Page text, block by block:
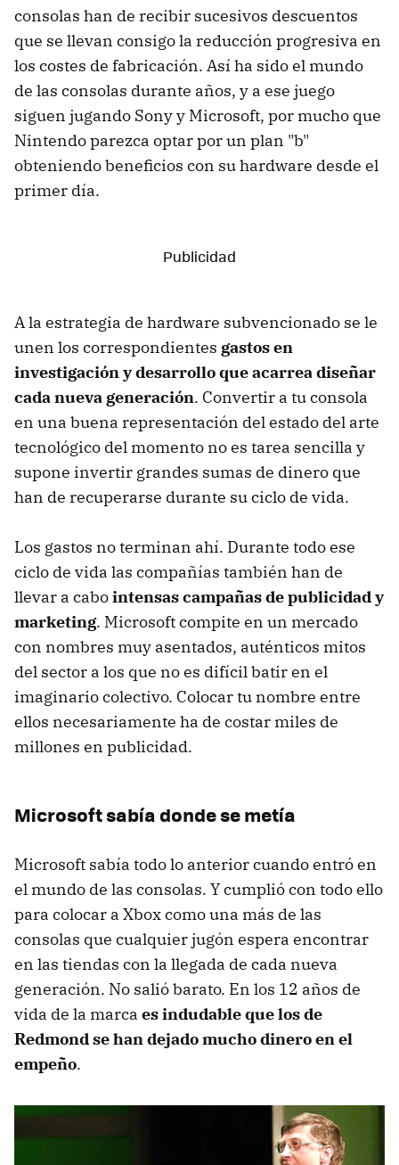
consolas han de recibir sucesivos descuentos
que se llevan consigo la reducción progresiva en
los costes de fabricación. Así ha sido el mundo
de las consolas durante años, y a ese juego
siguen jugando Sony y Microsoft, por mucho que
Nintendo parezca optar por un plan "b"
obteniendo beneficios con su hardware desde el
primer día.
A la estrategia de hardware subvencionado se le
unen los correspondientes gastos en
investigación y desarrollo que acarrea diseñar
cada nueva generación. Convertir a tu consola
en una buena representación del estado del arte
tecnológico del momento no es tarea sencilla y
supone invertir grandes sumas de dinero que
han de recuperarse durante su ciclo de vida.
Los gastos no terminan ahí. Durante todo ese
ciclo de vida las compañías también han de
llevar a cabointensas campañas de publicidad y
marketing. Microsoft compite en un mercado
con nombres muy asentados, auténticos mitos
del sector a los que no es difícil batir en el
imaginario colectivo. Colocar tu nombre entre
ellos necesariamente ha de costar miles de
millones en publicidad.
Microsoft sabía donde se metía
Microsoft sabía todo lo anterior cuando entró en
el mundo de las consolas. Y cumplió con todo ello
para colocar a Xbox como una más de las
consolas que cualquier jugón espera encontrar
en las tiendas con la llegada de cada nueva
generación. No salió barato. En los 12 años de
vida de la marca es indudable que los de
Redmond se han dejado mucho dinero en el
empeño.